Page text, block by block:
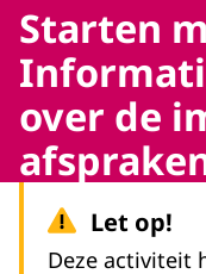
Starten
over de
Let op!
Deze activiteit